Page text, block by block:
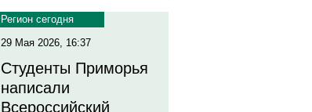
Регион сегодня
29 Мая 2026, 16:37
Студенты Приморья
написали
Всероссийский